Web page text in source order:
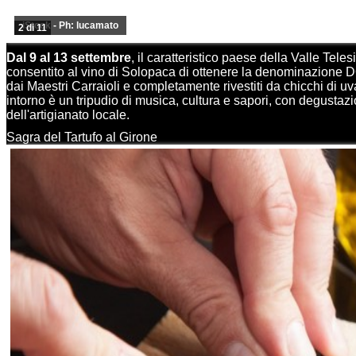
iStock - Ph: lucamato
2 di 11
Dal 9 al 13 settembre, il caratteristico paese della Valle
consentito al vino di Solopaca di ottenere la denominazione
dai Maestri Carraioli e completamente rivestiti da chicchi di
intorno è un tripudio di musica, cultura e sapori, con
dell'artigianato locale.
Sagra del Tartufo al Girone